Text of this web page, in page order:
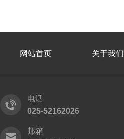
网站首页 关于我们
电话
025-52162026
邮箱